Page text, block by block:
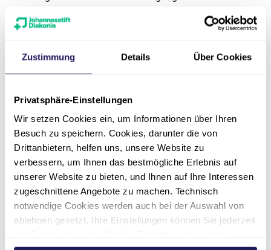
Zustimmung Details Über Cookies
Privatsphäre-Einstellungen
Wir setzen Cookies ein, um Informationen über Ihren
Besuch zu speichern. Cookies, darunter die von
Drittanbietern, helfen uns, unsere Website zu
verbessern, um Ihnen das bestmögliche Erlebnis auf
unserer Website zu bieten, und Ihnen auf Ihre Interessen
zugeschnittene Angebote zu machen. Technisch
notwendige Cookies werden auch bei der Auswahl von
ablehnen gesetzt. Ihre Einstellungen können Sie jederzeit
Videosequenzen oder Texten in anderen
ist ohne ausdrückliche Zustimmung der
Johannesstift Diakonie Jugendhilfe nicht
und Downloads für den persönlichen, privaten
und nicht kommerziellen Gebrauch ist erlaubt.
Datenschutz
Sofern innerhalb des Internetangebotes die
Möglichkeit der Eingabe von persönlichen
Daten (E-Mail-Adresse, Namen, Anschriften)
besteht, erfolgt diese freiwillig. Die
Johannesstift Diakonie Jugendhilfe erklärt